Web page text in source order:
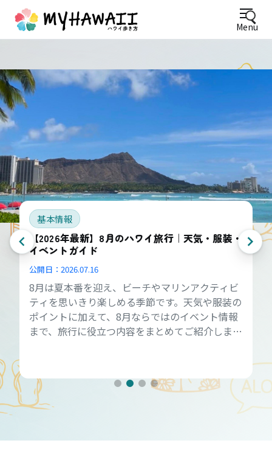
Menu
基本情報
【2026年最新】8月のハワイ旅行｜天気・服装・
イベントガイド
公開日： 2026.07.16
8月は夏本番を迎え、ビーチやマリンアクティビ
ティを思いきり楽しめる季節です。天気や服装の
ポイントに加えて、8月ならではのイベント情報
まで、旅行に役立つ内容をまとめてご紹介しま